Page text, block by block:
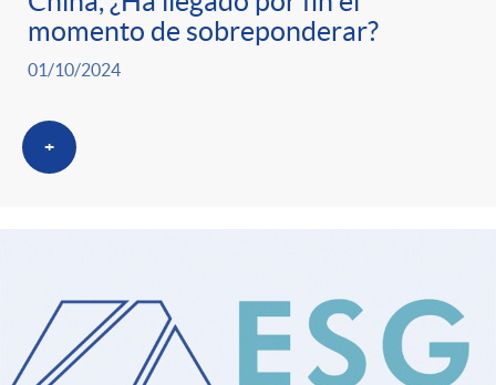
momento de sobreponderar?
01/10/2024
+